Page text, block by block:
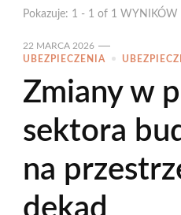
Pokazuje: 1 - 1 of 1 WYNIKÓW
22 MARCA 2026
UBEZPIECZENIA
Zmiany w
sektora
na
dekad